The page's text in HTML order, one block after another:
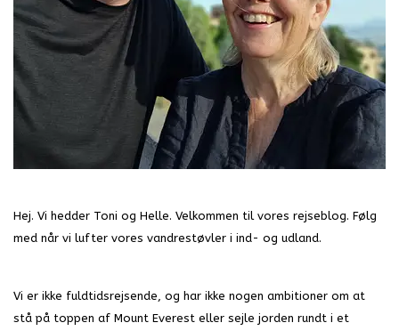
Hej. Vi hedder Toni og Helle. Velkommen til vores rejseblog. Følg
med når vi lufter vores vandrestøvler i ind- og udland.
Vi er ikke fuldtidsrejsende, og har ikke nogen ambitioner om at
stå på toppen af Mount Everest eller sejle jorden rundt i et